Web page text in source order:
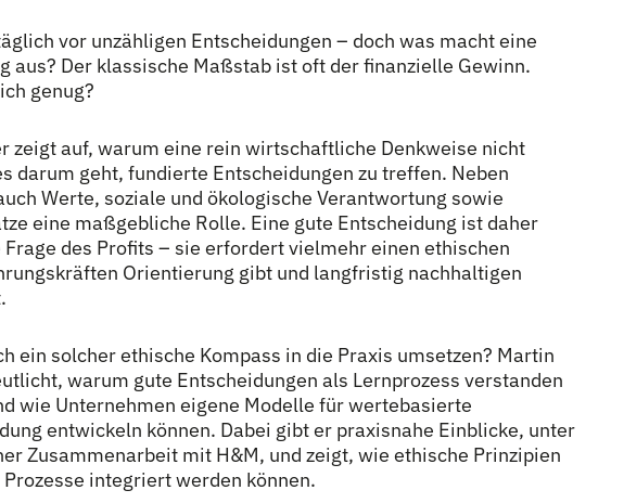
vor unzähligen Entscheidungen – doch was macht eine
aus? Der klassische Maßstab ist oft der finanzielle Gewinn.
genug?
zeigt auf, warum eine rein wirtschaftliche Denkweise nicht
darum geht, fundierte Entscheidungen zu treffen. Neben
Werte, soziale und ökologische Verantwortung sowie
eine maßgebliche Rolle. Eine gute Entscheidung ist daher
des Profits – sie erfordert vielmehr einen ethischen
Orientierung gibt und langfristig nachhaltigen
ein solcher ethische Kompass in die Praxis umsetzen? Martin
warum gute Entscheidungen als Lernprozess verstanden
wie Unternehmen eigene Modelle für wertebasierte
entwickeln können. Dabei gibt er praxisnahe Einblicke, unter
Zusammenarbeit mit H&M, und zeigt, wie ethische Prinzipien
integriert werden können.